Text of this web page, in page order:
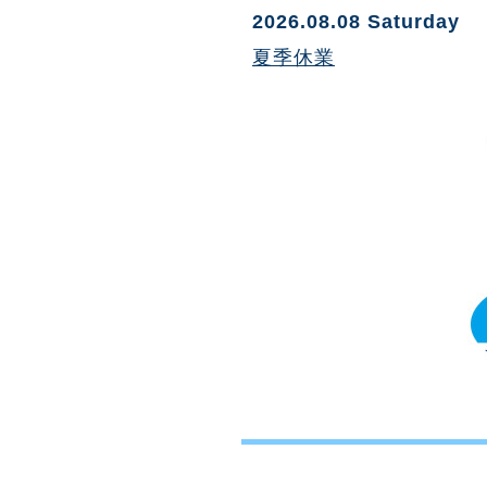
2026.08.08 Saturday
夏季休業